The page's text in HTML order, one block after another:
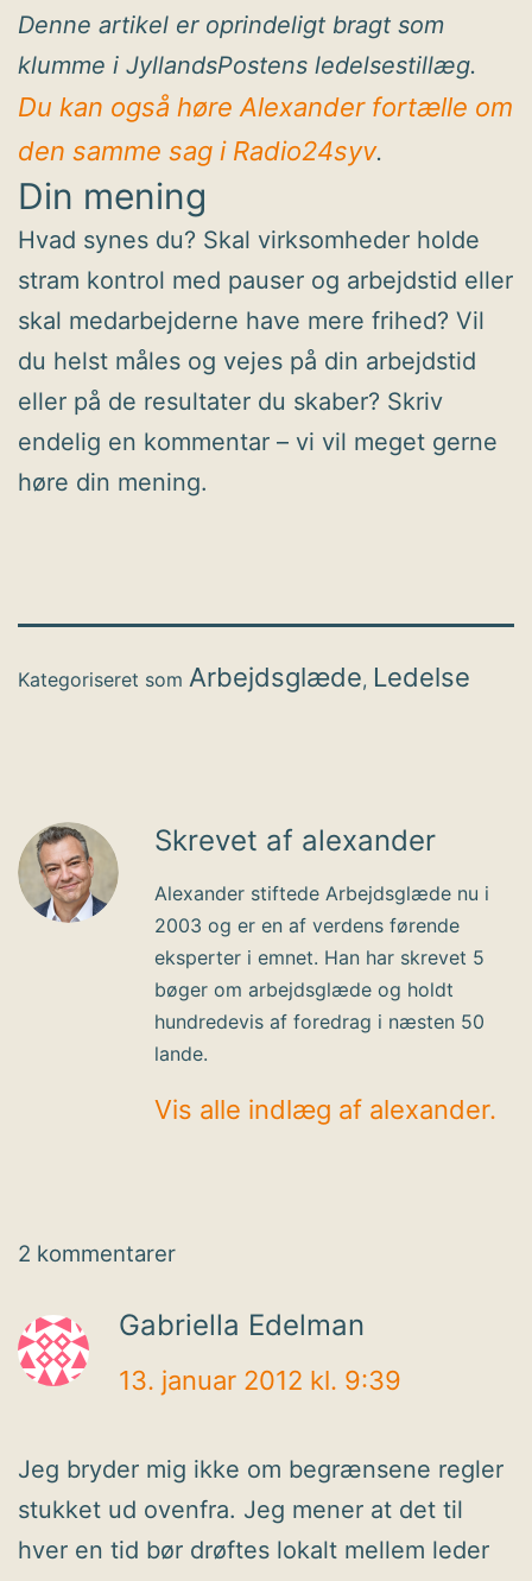
Denne artikel er oprindeligt bragt som
klumme i JyllandsPostens ledelsestillæg.
Du kan også høre Alexander fortælle om
den samme sag i Radio24syv.
Din mening
Hvad synes du? Skal virksomheder holde
stram kontrol med pauser og arbejdstid eller
skal medarbejderne have mere frihed? Vil
du helst måles og vejes på din arbejdstid
eller på de resultater du skaber? Skriv
endelig en kommentar – vi vil meget gerne
høre din mening.
Kategoriseret som Arbejdsglæde, Ledelse
Skrevet af alexander
Alexander stiftede Arbejdsglæde nu i
2003 og er en af verdens førende
eksperter i emnet. Han har skrevet 5
bøger om arbejdsglæde og holdt
hundredevis af foredrag i næsten 50
lande.
Vis alle indlæg af alexander.
2 kommentarer
Gabriella Edelman
13. januar 2012 kl. 9:39
Jeg bryder mig ikke om begrænsene regler
stukket ud ovenfra. Jeg mener at det til
hver en tid bør drøftes lokalt mellem leder